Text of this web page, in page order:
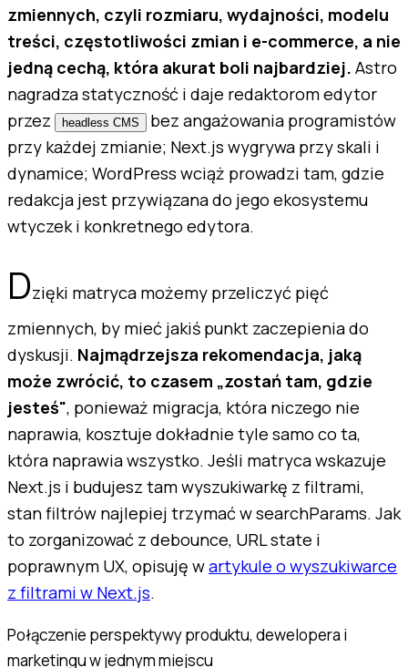
zmiennych, czyli rozmiaru, wydajności, modelu
treści, częstotliwości zmian i e-commerce, a nie
jedną cechą, która akurat boli najbardziej. Astro
nagradza statyczność i daje redaktorom edytor
przez
headless CMS
bez angażowania programistów
przy każdej zmianie; Next.js wygrywa przy skali i
dynamice; WordPress wciąż prowadzi tam, gdzie
redakcja jest przywiązana do jego ekosystemu
wtyczek i konkretnego edytora.
Dzięki matryca możemy przeliczyć pięć
zmiennych, by mieć jakiś punkt zaczepienia do
dyskusji. Najmądrzejsza rekomendacja, jaką
może zwrócić, to czasem „zostań tam, gdzie
jesteś", ponieważ migracja, która niczego nie
naprawia, kosztuje dokładnie tyle samo co ta,
która naprawia wszystko. Jeśli matryca wskazuje
Next.js i budujesz tam wyszukiwarkę z filtrami,
stan filtrów najlepiej trzymać w searchParams. Jak
to zorganizować z debounce, URL state i
poprawnym UX, opisuję wartykule o wyszukiwarce
z filtrami w Next.js.
Połączenie perspektywy produktu, dewelopera i
marketingu w jednym miejscu